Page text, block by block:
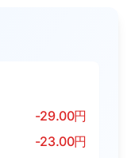
-29.00円
-23.00円